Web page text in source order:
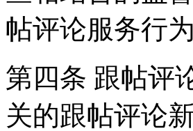
帖评论服务行为
第四条 跟帖评
关的跟帖评论